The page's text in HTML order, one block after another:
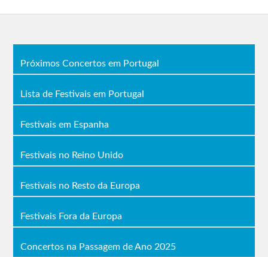
Próximos Concertos em Portugal
Lista de Festivais em Portugal
Festivais em Espanha
Festivais no Reino Unido
Festivais no Resto da Europa
Festivais Fora da Europa
Concertos na Passagem de Ano 2025